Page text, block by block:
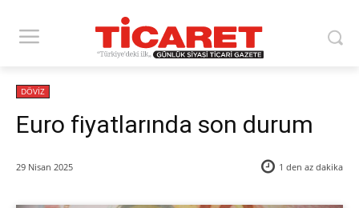
DÖVİZ
Euro fiyatlarında son durum
29 Nisan 2025 1 den az dakika